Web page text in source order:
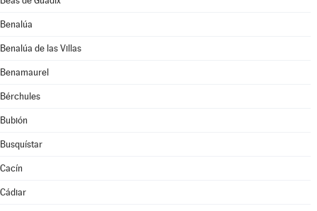
Benalúa
Benalúa de las Villas
Benamaurel
Bérchules
Bubión
Busquístar
Cacín
Cádiar